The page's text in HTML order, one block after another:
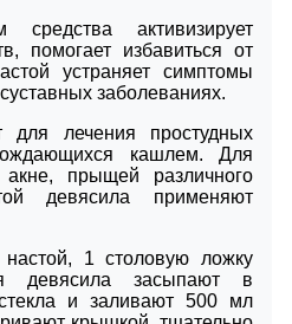
средства активизирует
помогает избавиться от
устраняет симптомы
заболеваниях.
для лечения простудных
кашлем. Для
прыщей различного
девясила применяют
настой, 1 столовую ложку
девясила засыпают в
и заливают 500 мл